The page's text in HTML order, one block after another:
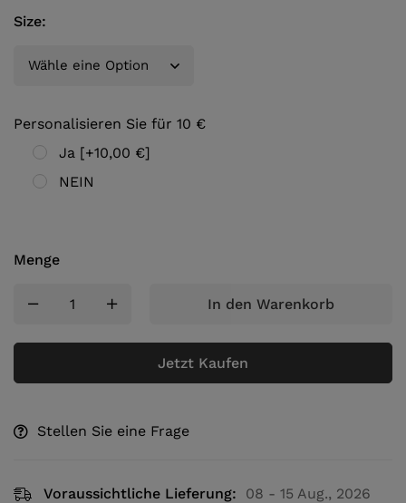
Size:
Personalisieren Sie für 10 €
Ja [+10,00 €]
NEIN
Menge
In den Warenkorb
Jetzt Kaufen
Stellen Sie eine Frage
Voraussichtliche Lieferung: 08 - 15 Aug., 2026